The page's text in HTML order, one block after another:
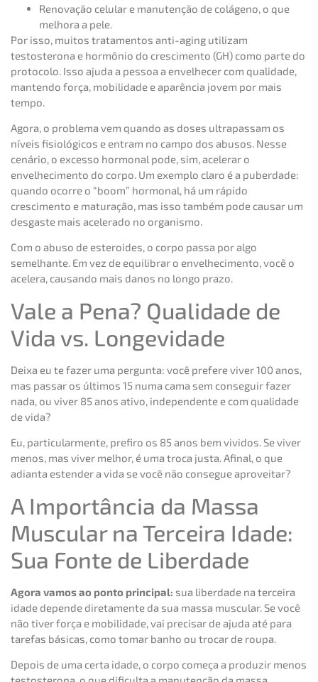
Renovação celular e manutenção de colágeno, o que
melhora a pele.
Por isso, muitos tratamentos anti-aging utilizam
testosterona e hormônio do crescimento (GH) como parte do
protocolo. Isso ajuda a pessoa a envelhecer com qualidade,
mantendo força, mobilidade e aparência jovem por mais
tempo.
Agora, o problema vem quando as doses ultrapassam os
níveis fisiológicos e entram no campo dos abusos. Nesse
cenário, o excesso hormonal pode, sim, acelerar o
envelhecimento do corpo. Um exemplo claro é a puberdade:
quando ocorre o “boom” hormonal, há um rápido
crescimento e maturação, mas isso também pode causar um
desgaste mais acelerado no organismo.
Com o abuso de esteroides, o corpo passa por algo
semelhante. Em vez de equilibrar o envelhecimento, você o
acelera, causando mais danos no longo prazo.
Vale a Pena? Qualidade de
Vida vs. Longevidade
Deixa eu te fazer uma pergunta: você prefere viver 100 anos,
mas passar os últimos 15 numa cama sem conseguir fazer
nada, ou viver 85 anos ativo, independente e com qualidade
de vida?
Eu, particularmente, prefiro os 85 anos bem vividos. Se viver
menos, mas viver melhor, é uma troca justa. Afinal, o que
adianta estender a vida se você não consegue aproveitar?
A Importância da Massa
Muscular na Terceira Idade:
Sua Fonte de Liberdade
Agora vamos ao ponto principal: sua liberdade na terceira
idade depende diretamente da sua massa muscular. Se você
não tiver força e mobilidade, vai precisar de ajuda até para
tarefas básicas, como tomar banho ou trocar de roupa.
Depois de uma certa idade, o corpo começa a produzir menos